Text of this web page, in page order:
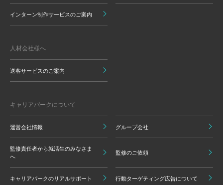
インターン制作サービスのご案内
人材会社様へ
送客サービスのご案内
キャリアパークについて
運営会社情報 グループ会社
監修責任者から就活生のみなさま
へ
監修のご依頼
キャリアパークのリアルサポート 行動ターゲティング広告について